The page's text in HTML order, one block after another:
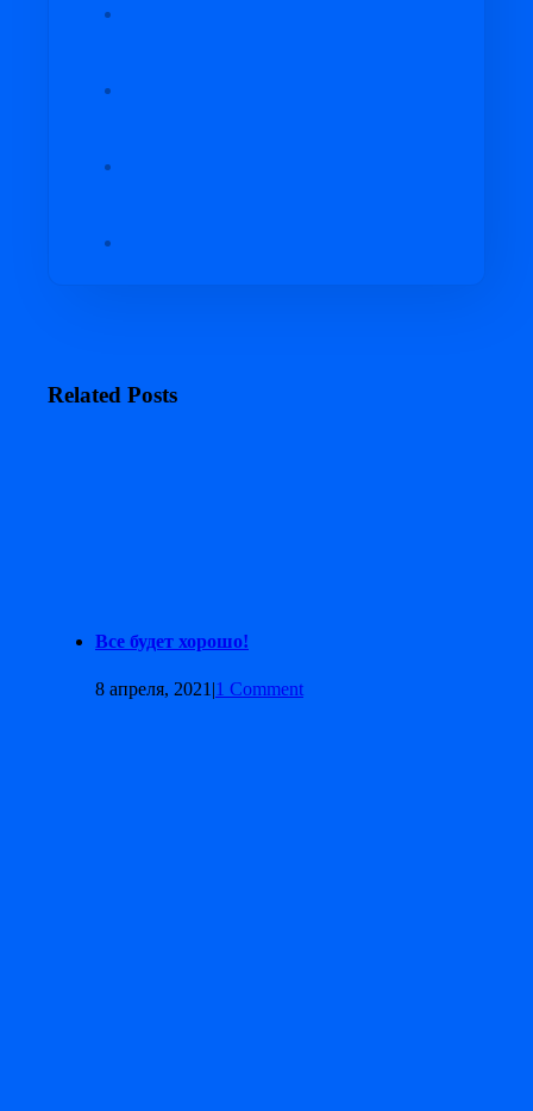
Related Posts
Все будет хорошо!
8 апреля, 2021 |1 Comment